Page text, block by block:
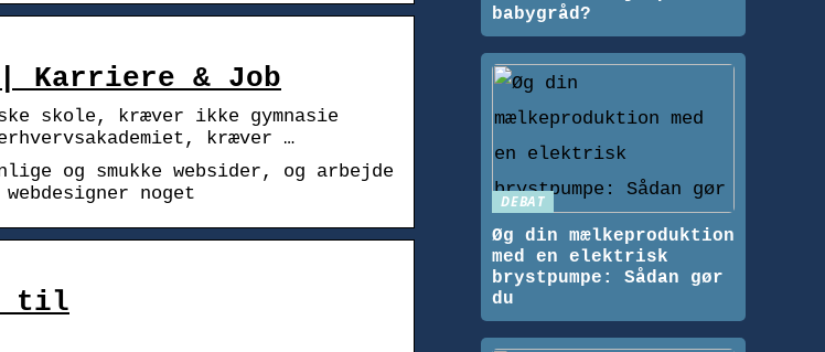
| Karriere & Job
skole, kræver ikke gymnasie
kræver …
og smukke websider, og arbejde
noget
til
babygråd?
DEBAT
Øg din mælkeproduktion
med en elektrisk
brystpumpe: Sådan gør
du